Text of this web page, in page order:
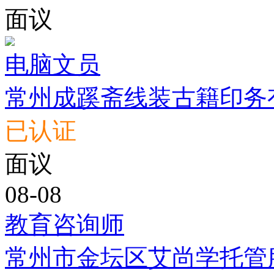
面议
电脑文员
常州成蹊斋线装古籍印
已认证
面议
08-08
教育咨询师
常州市金坛区艾尚学托